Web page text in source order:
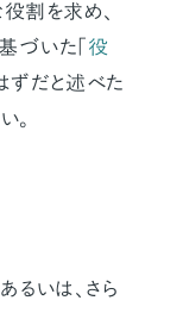
割を求め、
いた「 役
ずだと述べた
。
るいは、さら